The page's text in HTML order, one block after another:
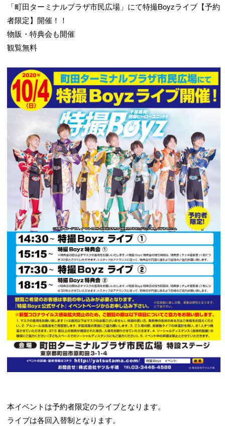
「町田ターミナルプラザ市民広場」にて特撮Boyzライブ【予約
者限定】開催！！
物販・特典会も開催
観覧無料
本イベントは予約者限定のライブとなります。
ライブは各回入替制となります。